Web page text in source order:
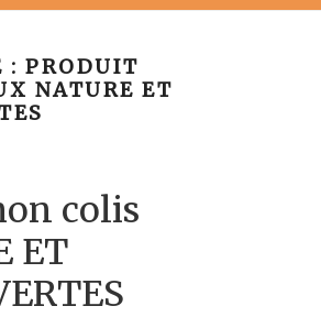
:PRODUIT
NATURE ET
colis
ET